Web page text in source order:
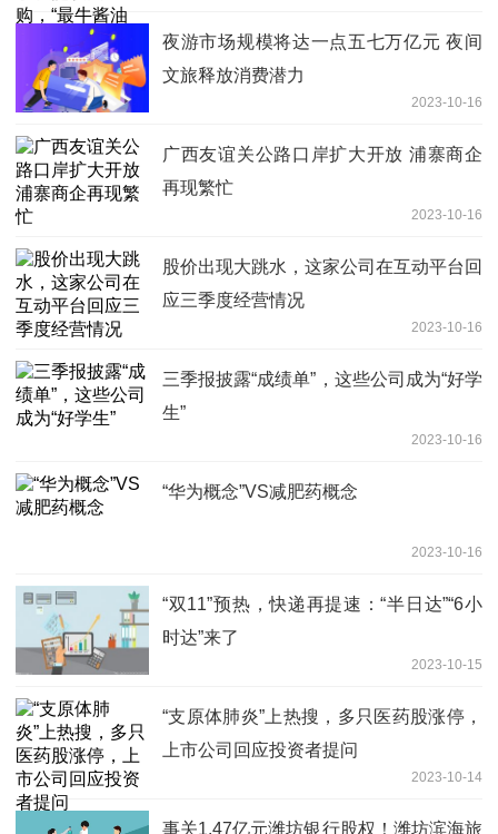
夜游市场规模将达一点五七万亿元 夜间
文旅释放消费潜力
2023-10-16
广西友谊关公路口岸扩大开放 浦寨商企
再现繁忙
2023-10-16
股价出现大跳水，这家公司在互动平台回
应三季度经营情况
2023-10-16
三季报披露“成绩单”，这些公司成为“好学
生”
2023-10-16
“华为概念”VS减肥药概念
2023-10-16
“双11”预热，快递再提速：“半日达”“6小
时达”来了
2023-10-15
“支原体肺炎”上热搜，多只医药股涨停，
上市公司回应投资者提问
2023-10-14
事关1.47亿元潍坊银行股权！潍坊滨海旅